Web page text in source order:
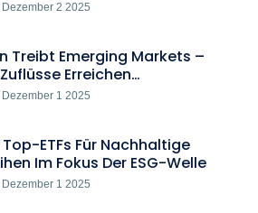
Dezember 2 2025
Treibt Emerging Markets –
Erreichen
Dezember 1 2025
Top-ETFs Für Nachhaltige
Im Fokus Der ESG-Welle
Dezember 1 2025